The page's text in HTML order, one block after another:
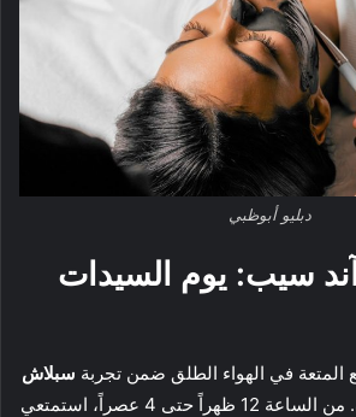
دبليو أبوظبي
سيب: يوم السيدات
المتعة في الهواء الطلق ضمن تجربة سبلاش
. من الساعة 12 ظهراً حتى 4 عصراً، استمتعي